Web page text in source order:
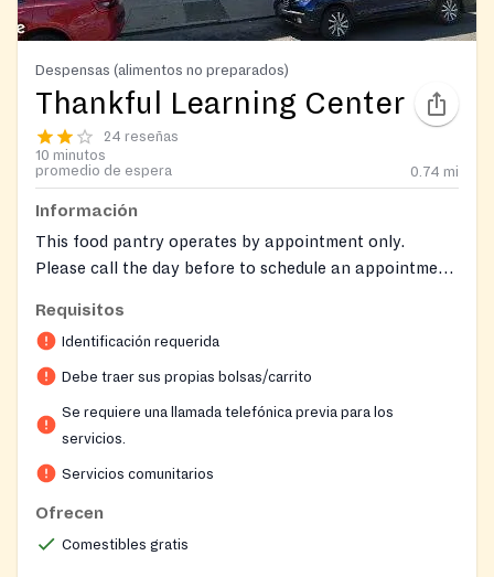
Despensas (alimentos no preparados)
Thankful Learning Center
24 reseñas
10 minutos
promedio de espera
0.74 mi
Información
This food pantry operates by appointment only.
Please call the day before to schedule an appointment.
Requisitos
Identificación requerida
Debe traer sus propias bolsas/carrito
Se requiere una llamada telefónica previa para los
servicios.
Servicios comunitarios
Ofrecen
Comestibles gratis